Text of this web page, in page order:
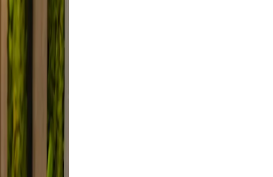
and
not